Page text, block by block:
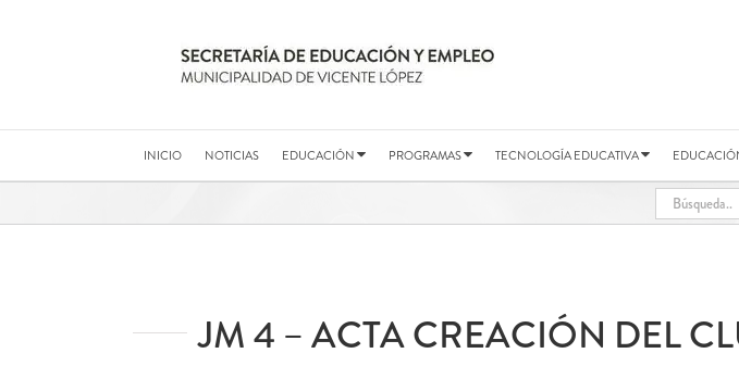
INICIO NOTICIAS EDUCACIÓN PROGRAMAS TECNOLOGÍA EDUCATIVA
JM 4 – ACTA CREACIÓN DEL